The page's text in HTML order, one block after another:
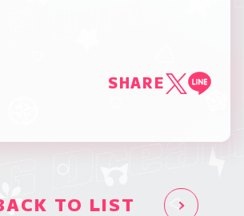
SHARE
TO LIST